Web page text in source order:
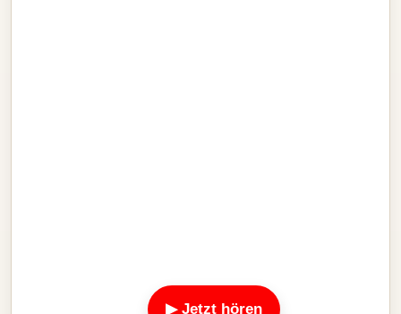
▶ Jetzt hören